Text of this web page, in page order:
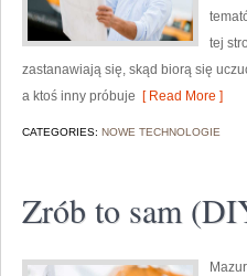
tej
zastanawiają się, skąd biorą się
a ktoś inny próbuje [ Read More ]
CATEGORIES: NOWE TECHNOLOGIE
Zrób to sam